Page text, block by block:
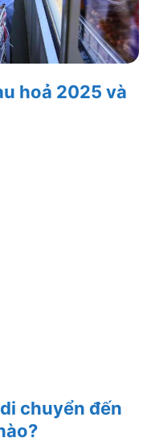
hoả 2025 và
chuyển đến